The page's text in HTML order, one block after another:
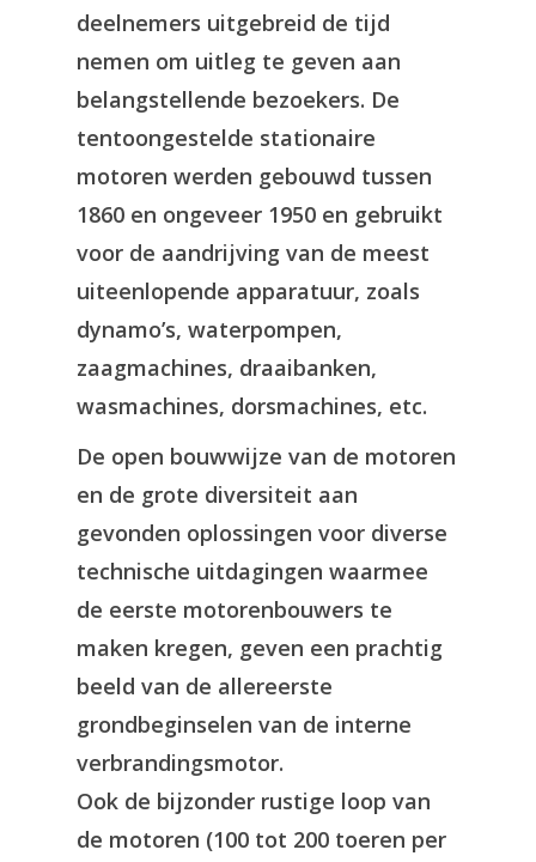
deelnemers uitgebreid de tijd
nemen om uitleg te geven aan
belangstellende bezoekers. De
tentoongestelde stationaire
motoren werden gebouwd tussen
1860 en ongeveer 1950 en gebruikt
voor de aandrijving van de meest
uiteenlopende apparatuur, zoals
dynamo’s, waterpompen,
zaagmachines, draaibanken,
wasmachines, dorsmachines, etc.
De open bouwwijze van de motoren
en de grote diversiteit aan
gevonden oplossingen voor diverse
technische uitdagingen waarmee
de eerste motorenbouwers te
maken kregen, geven een prachtig
beeld van de allereerste
grondbeginselen van de interne
verbrandingsmotor.
Ook de bijzonder rustige loop van
de motoren (100 tot 200 toeren per